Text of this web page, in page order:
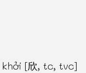
khởi [欣, tc, tvc]